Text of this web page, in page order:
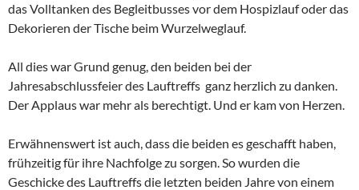
das Volltanken des Begleitbusses vor dem Hospizlauf oder das
Dekorieren der Tische beim Wurzelweglauf.
All dies war Grund genug, den beiden bei der
Jahresabschlussfeier des Lauftreffs ganz herzlich zu danken.
Der Applaus war mehr als berechtigt. Und er kam von Herzen.
Erwähnenswert ist auch, dass die beiden es geschafft haben,
frühzeitig für ihre Nachfolge zu sorgen. So wurden die
Geschicke des Lauftreffs die letzten beiden Jahre von einem